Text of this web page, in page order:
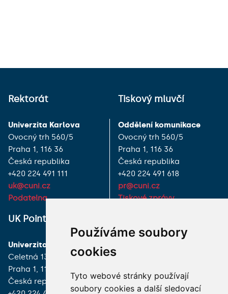
Používáme soubory
cookies
Tyto webové stránky používají
soubory cookies a další sledovací
Rektorát
Univerzita Karlova
Ovocný trh 560/5
Praha 1, 116 36
Česká republika
+420 224 491 111
uk@cuni.cz
Podatelna
Tiskový mluvčí
Oddělení komunikace
Ovocný trh 560/5
Praha 1, 116 36
Česká republika
+420 224 491 618
pr@cuni.cz
Tiskové zprávy
UK Point
Univerzita Karlova
Celetná 13
Praha 1, 116 36
Česká republika
JAK K NÁM?